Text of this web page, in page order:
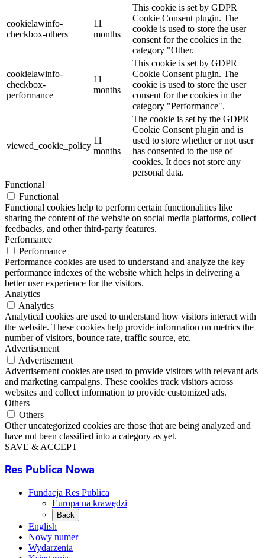
cookielawinfo-
checkbox-others
11
months
This cookie is set by GDPR
Cookie Consent plugin. The
cookie is used to store the user
consent for the cookies in the
category "Other.
cookielawinfo-
checkbox-
performance
11
months
This cookie is set by GDPR
Cookie Consent plugin. The
cookie is used to store the user
consent for the cookies in the
category "Performance".
viewed_cookie_policy
11
months
The cookie is set by the GDPR
Cookie Consent plugin and is
used to store whether or not user
has consented to the use of
cookies. It does not store any
personal data.
Functional
Functional
Functional cookies help to perform certain functionalities like
sharing the content of the website on social media platforms, collect
feedbacks, and other third-party features.
Performance
Performance
Performance cookies are used to understand and analyze the key
performance indexes of the website which helps in delivering a
better user experience for the visitors.
Analytics
Analytics
Analytical cookies are used to understand how visitors interact with
the website. These cookies help provide information on metrics the
number of visitors, bounce rate, traffic source, etc.
Advertisement
Advertisement
Advertisement cookies are used to provide visitors with relevant ads
and marketing campaigns. These cookies track visitors across
websites and collect information to provide customized ads.
Others
Others
Other uncategorized cookies are those that are being analyzed and
have not been classified into a category as yet.
SAVE & ACCEPT
Res Publica Nowa
Fundacja Res Publica
Europa na krawędzi
Back
English
Nowy numer
Wydarzenia